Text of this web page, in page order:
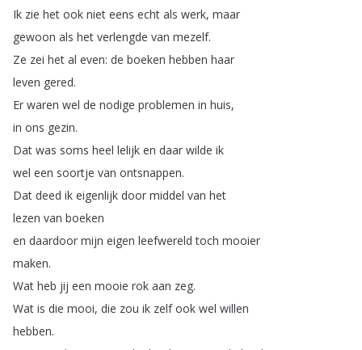
Ik zie het ook niet eens echt als werk, maar
gewoon als het verlengde van mezelf.
Ze zei het al even: de boeken hebben haar
leven gered.
Er waren wel de nodige problemen in huis,
in ons gezin.
Dat was soms heel lelijk en daar wilde ik
wel een soortje van ontsnappen.
Dat deed ik eigenlijk door middel van het
lezen van boeken
en daardoor mijn eigen leefwereld toch mooier
maken.
Wat heb jij een mooie rok aan zeg.
Wat is die mooi, die zou ik zelf ook wel willen
hebben.